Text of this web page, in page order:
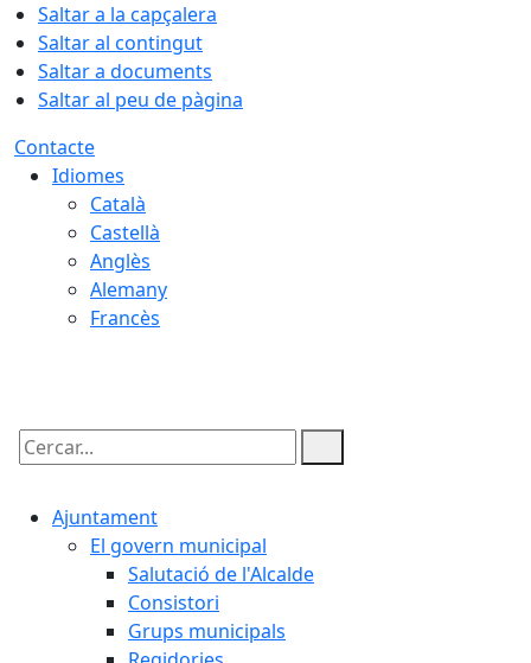
Saltar a la capçalera
Saltar al contingut
Saltar a documents
Saltar al peu de pàgina
Contacte
Idiomes
Català
Castellà
Anglès
Alemany
Francès
Cercar:
Ajuntament
El govern municipal
Salutació de l'Alcalde
Consistori
Grups municipals